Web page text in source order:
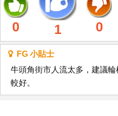
0 1 0
FG 小貼士
牛頭角街市人流太多，建議
較好。